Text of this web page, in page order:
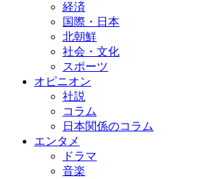
経済
国際・日本
北朝鮮
社会・文化
スポーツ
オピニオン
社説
コラム
日本関係のコラム
エンタメ
ドラマ
音楽